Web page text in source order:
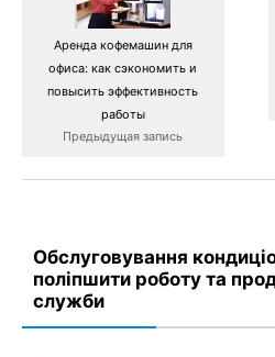
Аренда кофемашин для
офиса: как сэкономить и
повысить эффективность
работы
Предыдущая запись
Обслуговування
поліпшити роботу та
служби